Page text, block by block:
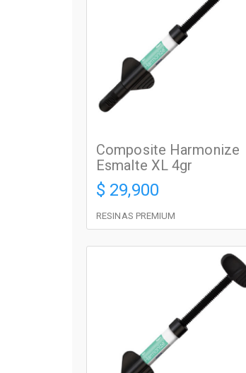
Composite Harmonize
Esmalte XL 4gr
$ 29,900
RESINAS PREMIUM